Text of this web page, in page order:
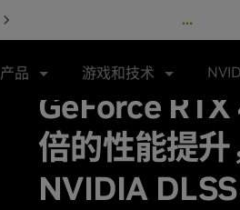
…
产品 游戏和技术
GeForce
倍的性能提
NVIDIA